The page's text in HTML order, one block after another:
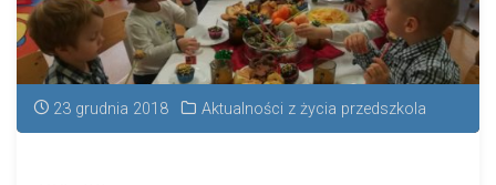
23 grudnia 2018 Aktualności z życia przedszkola